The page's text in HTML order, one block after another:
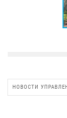
НОВОСТИ